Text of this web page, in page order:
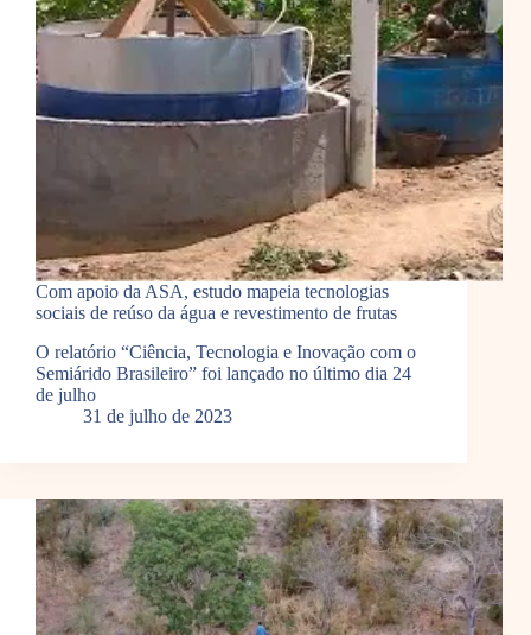
Com apoio da ASA, estudo mapeia tecnologias
sociais de reúso da água e revestimento de frutas
O relatório “Ciência, Tecnologia e Inovação com o
Semiárido Brasileiro” foi lançado no último dia 24
de julho
31 de julho de 2023